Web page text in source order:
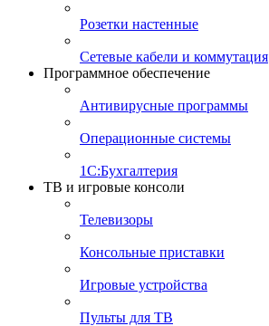
Розетки настенные
Сетевые кабели и коммутация
Программное обеспечение
Антивирусные программы
Операционные системы
1С:Бухгалтерия
ТВ и игровые консоли
Телевизоры
Консольные приставки
Игровые устройства
Пульты для ТВ